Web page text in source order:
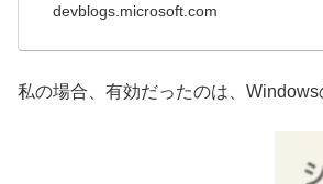
devblogs.microsoft.com
私の場合、有効だったのは、